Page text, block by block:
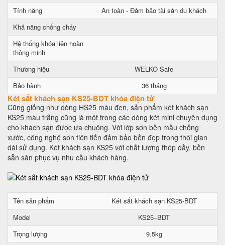
Tính năng
An toàn - Đảm bảo tài sản du khách
Khả năng chống cháy
Hệ thống khóa liên hoàn
thông minh
Thương hiệu
WELKO Safe
Bảo hành
36 tháng
Két sắt khách sạn KS25-BDT khóa điện tử
Cũng giống như dòng HS25 màu đen, sản phẩm két khách sạn
KS25 màu trắng cũng là một trong các dòng két mini chuyên dụng
cho khách sạn được ưa chuộng. Với lớp sơn bền mầu chống
xước, công nghệ sơn tiên tiến đảm bảo bền đẹp trong thời gian
dài sử dụng. Két khách sạn KS25 với chất lượng thép dầy, bền
sẵn sàn phục vụ nhu cầu khách hàng.
Tên sản phẩm
Két sắt khách sạn KS25-BDT
Model
KS25–BDT
Trọng lượng
9.5kg